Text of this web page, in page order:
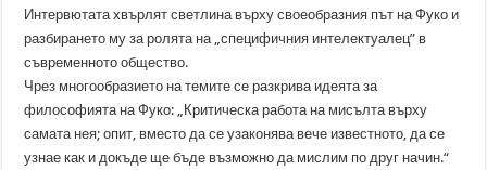
Интервютата хвърлят светлина върху своеобразния път на Фуко и
разбирането му за ролята на „специфичния интелектуалец” в
съвременното общество.
Чрез многообразието на темите се разкрива идеята за
философията на Фуко: „Критическа работа на мисълта върху
самата нея; опит, вместо да се узаконява вече известното, да се
узнае как и докъде ще бъде възможно да мислим по друг начин.“